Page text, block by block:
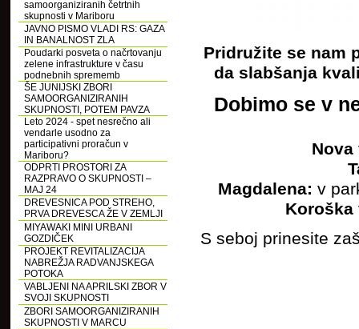
samoorganiziranih četrtnih
skupnosti v Mariboru
JAVNO PISMO VLADI RS: GAZA
IN BANALNOST ZLA
Poudarki posveta o načrtovanju
zelene infrastrukture v času
podnebnih sprememb
ŠE JUNIJSKI ZBORI
SAMOORGANIZIRANIH
SKUPNOSTI, POTEM PAVZA
Leto 2024 - spet nesrečno ali
vendarle usodno za
participativni proračun v
Mariboru?
ODPRTI PROSTORI ZA
RAZPRAVO O SKUPNOSTI –
MAJ 24
DREVESNICA POD STREHO,
PRVA DREVESCA ŽE V ZEMLJI
MIYAWAKI MINI URBANI
GOZDIČEK
PROJEKT REVITALIZACIJA
NABREŽJA RADVANJSKEGA
POTOKA
VABLJENI NA APRILSKI ZBOR V
SVOJI SKUPNOSTI
ZBORI SAMOORGANIZIRANIH
SKUPNOSTI V MARCU
Pridružite se nam
da slabšanja
Dobimo se v
Nova
Magdalena: v
Koroška
S seboj prinesite